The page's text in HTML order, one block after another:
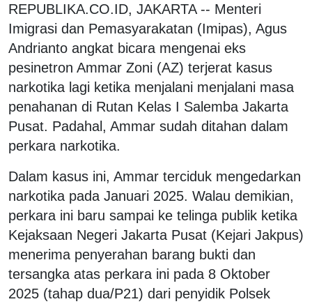
REPUBLIKA.CO.ID, JAKARTA -- Menteri
Imigrasi dan Pemasyarakatan (Imipas), Agus
Andrianto angkat bicara mengenai eks
pesinetron Ammar Zoni (AZ) terjerat kasus
narkotika lagi ketika menjalani menjalani masa
penahanan di Rutan Kelas I Salemba Jakarta
Pusat. Padahal, Ammar sudah ditahan dalam
perkara narkotika.
Dalam kasus ini, Ammar terciduk mengedarkan
narkotika pada Januari 2025. Walau demikian,
perkara ini baru sampai ke telinga publik ketika
Kejaksaan Negeri Jakarta Pusat (Kejari Jakpus)
menerima penyerahan barang bukti dan
tersangka atas perkara ini pada 8 Oktober
2025 (tahap dua/P21) dari penyidik Polsek